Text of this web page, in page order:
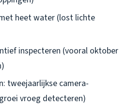
heet water (lost lichte
inspecteren (vooral oktober
tweejaarlijkse camera-
vroeg detecteren)